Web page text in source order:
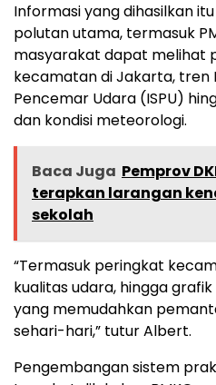
Informasi yang dihasilkan
polutan utama, termasuk
masyarakat dapat melihat
kecamatan di Jakarta, tren
Pencemar Udara (ISPU)
dan kondisi meteorologi.
Baca Juga Pemprov
terapkan larangan
sekolah
“Termasuk peringkat
kualitas udara, hingga
yang memudahkan
sehari-hari,” tutur Albert.
Pengembangan sistem